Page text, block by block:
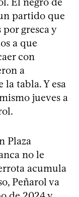
partido que
gresca y
a que
con
a
tabla. Y esa
jueves a
Plaza
no le
acumula
Peñarol va